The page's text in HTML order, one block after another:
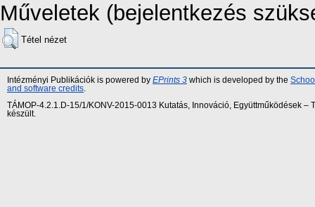
Műveletek (bejelentkezés
Tétel nézet
Intézményi Publikációk is powered by EPrints 3 which is developed by the
and software credits
TÁMOP-4.2.1.D-15/1/KONV-2015-0013 Kutatás, Innováció, Együttműködések
készült.